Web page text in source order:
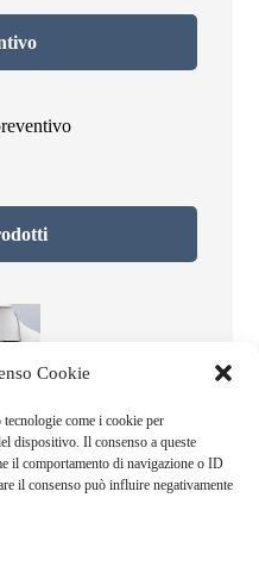
Cookie
come i cookie per
dispositivo. Il consenso a queste
il comportamento di navigazione o ID
il consenso può influire negativamente